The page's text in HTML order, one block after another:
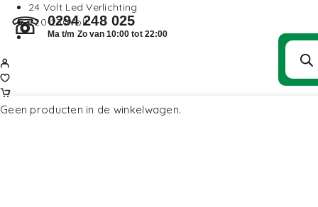
24 Volt Led Verlichting
220-230Volt
☏ 0294 248 025
Ma t/m Zo van 10:00 tot 22:00
Geen producten in de winkelwagen.